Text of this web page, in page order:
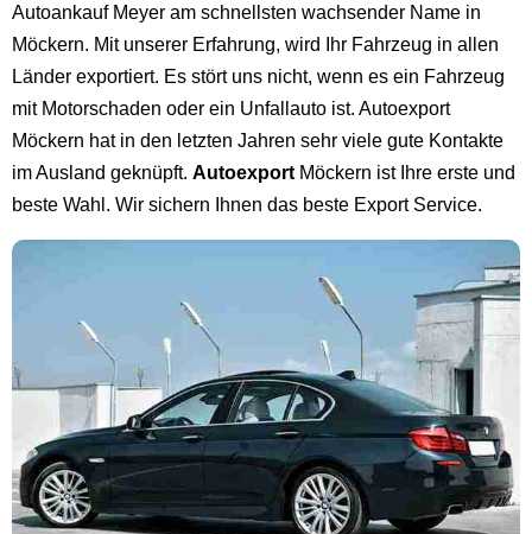
Autoankauf Meyer am schnellsten wachsender Name in
Möckern. Mit unserer Erfahrung, wird Ihr Fahrzeug in allen
Länder exportiert. Es stört uns nicht, wenn es ein Fahrzeug
mit Motorschaden oder ein Unfallauto ist. Autoexport
Möckern hat in den letzten Jahren sehr viele gute Kontakte
im Ausland geknüpft. Autoexport Möckern ist Ihre erste und
beste Wahl. Wir sichern Ihnen das beste Export Service.